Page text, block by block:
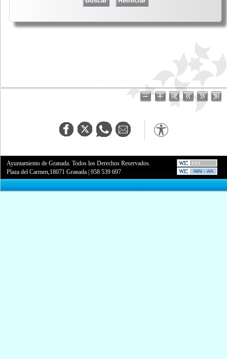
Ayuntamiento de Granada. Todos los Derechos Reservados.
Plaza del Carmen,18071 Granada |958 539 697